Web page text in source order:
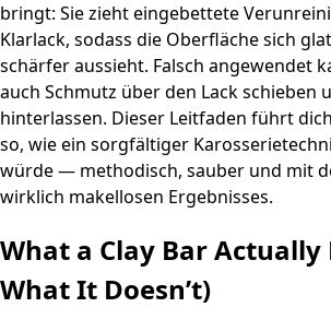
bringt: Sie zieht eingebettete
Klarlack, sodass die Oberfläche sich
schärfer aussieht. Falsch angewendet
auch Schmutz über den Lack schieben
hinterlassen. Dieser Leitfaden führt
so, wie ein sorgfältiger
würde — methodisch, sauber und mit
wirklich makellosen Ergebnisses.
What a Clay Bar Actually
What It Doesn’t)